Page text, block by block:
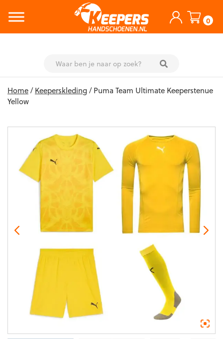
0
content
Home/Keeperskleding/ Puma Team Ultimate Keeperstenue
Yellow